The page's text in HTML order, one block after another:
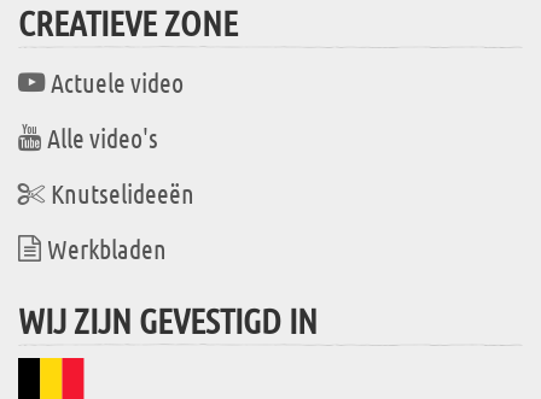
CREATIEVE ZONE
Actuele video
Alle video's
Knutselideeën
Werkbladen
WIJ ZIJN GEVESTIGD IN